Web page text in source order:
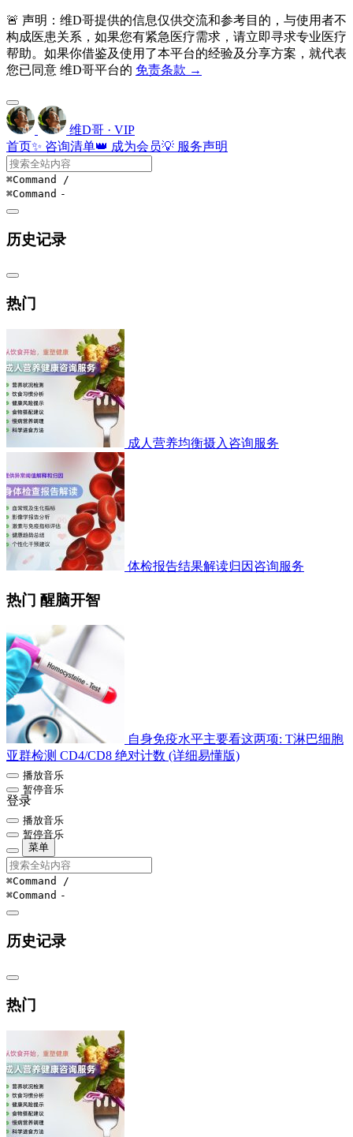
🚨 声明：维D哥提供的信息仅供交流和参考目的，与使用者不
构成医患关系，如果您有紧急医疗需求，请立即寻求专业医疗
帮助。如果你借鉴及使用了本平台的经验及分享方案，就代表
您已同意 维D哥平台的 免责条款 →
维D哥 · VIP
首页✨ 咨询清单👑 成为会员💡 服务声明
⌘Command /
⌘Command -
历史记录
热门
成人营养均衡摄入咨询服务
体检报告结果解读归因咨询服务
热门 醒脑开智
自身免疫水平主要看这两项: T淋巴细胞
亚群检测 CD4/CD8 绝对计数 (详细易懂版)
播放音乐
暂停音乐
登录
播放音乐
暂停音乐
菜单
⌘Command /
⌘Command -
历史记录
热门